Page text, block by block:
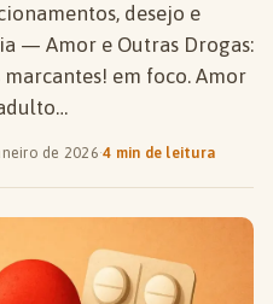
desejo e
— Amor e Outras Drogas:
em foco. Amor
de 2026·4 min de leitura